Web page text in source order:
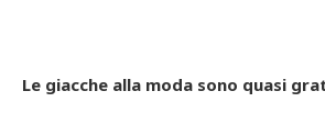
Le giacche alla moda sono quasi